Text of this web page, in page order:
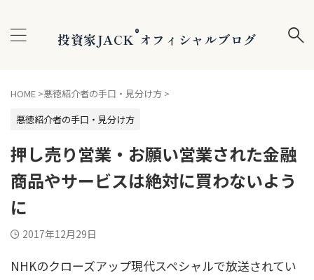
投資家JACK®オフィシャルブログ
HOME >悪徳紹介者の手口・見分け方 >
悪徳紹介者の手口・見分け方
押し売り営業・お願い営業された金融
商品やサービスは絶対に買わないよう
に
2017年12月29日
NHKのクローズアップ現代スペシャルで放送されてい